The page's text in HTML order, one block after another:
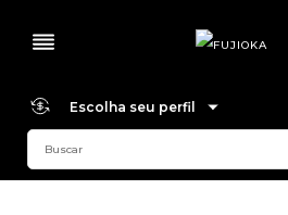
Escolha seu perfil